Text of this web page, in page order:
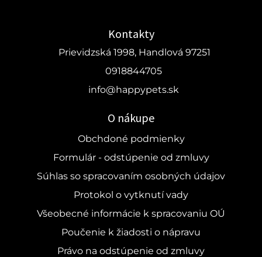
Kontakty
Prievidzská 1998, Handlová 97251
0918844705
info@happypets.sk
O nákupe
Obchdoné podmienky
Formulár - odstúpenie od zmluvy
Súhlas so spracovaním osobných údajov
Protokol o vytknutí vady
Všeobecné informácie k spracovaniu OÚ
Poučenie k žiadosti o nápravu
Právo na odstúpenie od zmluvy